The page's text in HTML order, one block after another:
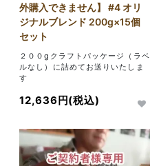
外購入できません】 #4 オリ
ジナルブレンド 200g×15個
セット
２００gクラフトパッケージ（ラベ
ルなし）に詰めてお送りいたしま
す
12,636円(税込)